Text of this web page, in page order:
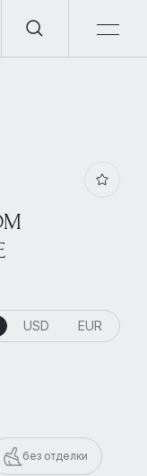
USD EUR
без отделки